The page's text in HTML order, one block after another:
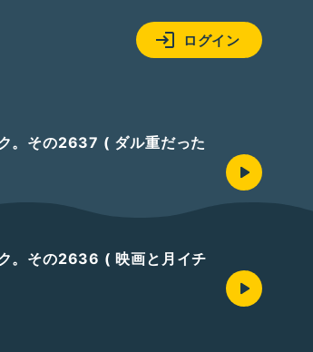
ログイン
。その2637 ( ダル重だった
。その2636 ( 映画と月イチ